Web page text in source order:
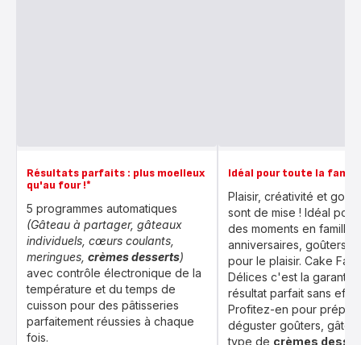
Résultats parfaits : plus moelleux
qu'au four !*
5 programmes automatiques
(Gâteau à partager, gâteaux
individuels, cœurs coulants,
meringues, crèmes desserts)
avec contrôle électronique de la
température et du temps de
cuisson pour des pâtisseries
parfaitement réussies à chaque
fois.
Idéal pour toute la
Plaisir, créativité et
sont de mise ! Idéal
des moments en famille :
anniversaires, goûters
pour le plaisir. Cake
Délices c'est la garantie
résultat parfait sans
Profitez-en pour
déguster goûters,
type de crèmes